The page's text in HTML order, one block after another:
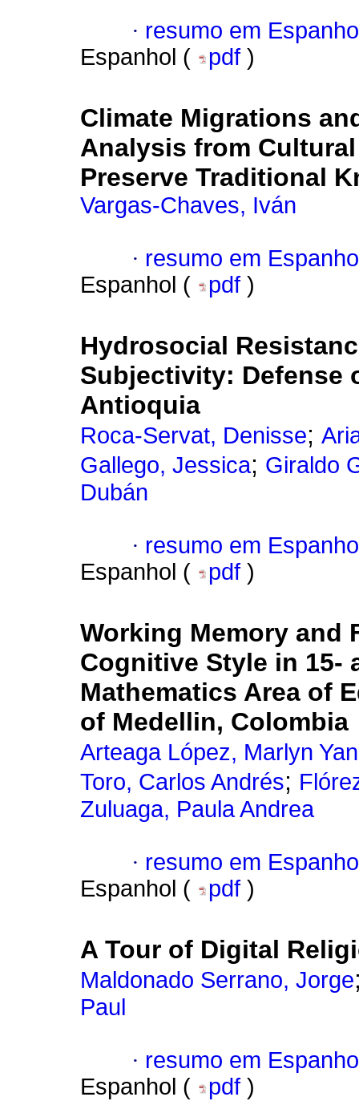
· resumo em
Espanhol (
pdf )
Climate Migrations
Analysis from
Preserve Traditional
Vargas-Chaves, Iván
· resumo em
Espanhol (
pdf )
Hydrosocial
Subjectivity: Defense
Antioquia
Roca-Servat, Denisse;
Gallego, Jessica; Giraldo
Dubán
· resumo em
Espanhol (
pdf )
Working Memory and
Cognitive Style in 15-
Mathematics Area of
of Medellin, Colombia
Arteaga López, Marlyn
Toro, Carlos Andrés;
Zuluaga, Paula Andrea
· resumo em
Espanhol (
pdf )
A Tour of Digital
Maldonado Serrano, Jorge
Paul
· resumo em
Espanhol (
pdf )